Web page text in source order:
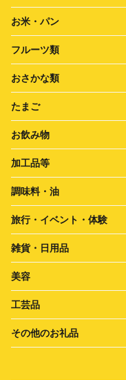
お米・パン
フルーツ類
おさかな類
たまご
お飲み物
加工品等
調味料・油
旅行・イベント・体験
雑貨・日用品
美容
工芸品
その他のお礼品